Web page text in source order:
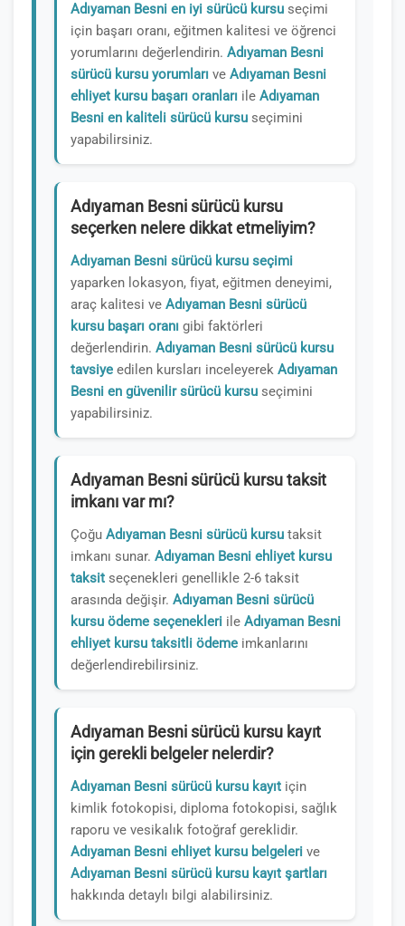
Adıyaman Besni en iyi sürücü kursu seçimi
için başarı oranı, eğitmen kalitesi ve öğrenci
yorumlarını değerlendirin. Adıyaman Besni
sürücü kursu yorumları ve Adıyaman Besni
ehliyet kursu başarı oranları ile Adıyaman
Besni en kaliteli sürücü kursu seçimini
yapabilirsiniz.
Adıyaman Besni sürücü kursu
seçerken nelere dikkat etmeliyim?
Adıyaman Besni sürücü kursu seçimi
yaparken lokasyon, fiyat, eğitmen deneyimi,
araç kalitesi ve Adıyaman Besni sürücü
kursu başarı oranı gibi faktörleri
değerlendirin. Adıyaman Besni sürücü kursu
tavsiye edilen kursları inceleyerek Adıyaman
Besni en güvenilir sürücü kursu seçimini
yapabilirsiniz.
Adıyaman Besni sürücü kursu taksit
imkanı var mı?
Çoğu Adıyaman Besni sürücü kursu taksit
imkanı sunar. Adıyaman Besni ehliyet kursu
taksit seçenekleri genellikle 2-6 taksit
arasında değişir. Adıyaman Besni sürücü
kursu ödeme seçenekleri ile Adıyaman Besni
ehliyet kursu taksitli ödeme imkanlarını
değerlendirebilirsiniz.
Adıyaman Besni sürücü kursu kayıt
için gerekli belgeler nelerdir?
Adıyaman Besni sürücü kursu kayıt için
kimlik fotokopisi, diploma fotokopisi, sağlık
raporu ve vesikalık fotoğraf gereklidir.
Adıyaman Besni ehliyet kursu belgeleri ve
Adıyaman Besni sürücü kursu kayıt şartları
hakkında detaylı bilgi alabilirsiniz.